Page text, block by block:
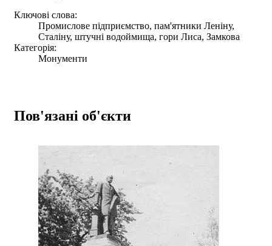
Ключові слова:
Промислове підприємство, пам'ятники Леніну,
Сталіну, штучні водоймища, гори Лиса, Замкова
Категорія:
Монументи
Пов'язані об'єкти